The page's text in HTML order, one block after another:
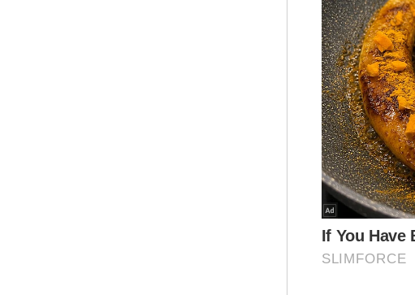
Navalny,
yang
rasuah di
tontonan
ribu rakyat
berdepan